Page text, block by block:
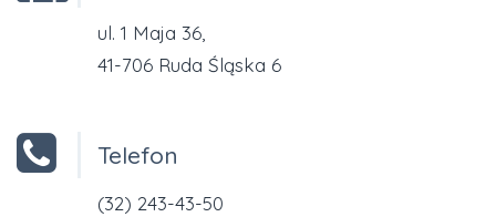
ul. 1 Maja 36,
41-706 Ruda Śląska 6
Telefon
(32) 243-43-50